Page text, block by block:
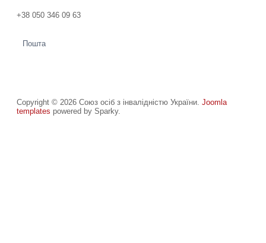
+38 050 346 09 63
Пошта
Copyright © 2026 Союз осіб з інвалідністю України. Joomla
templates powered by Sparky.